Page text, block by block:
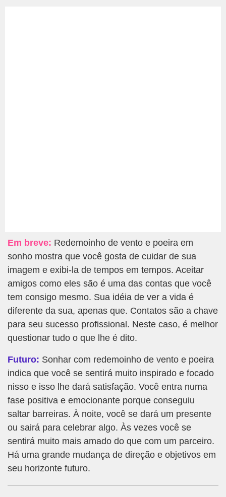
Em breve: Redemoinho de vento e poeira em
sonho mostra que você gosta de cuidar de sua
imagem e exibi-la de tempos em tempos. Aceitar
amigos como eles são é uma das contas que você
tem consigo mesmo. Sua idéia de ver a vida é
diferente da sua, apenas que. Contatos são a chave
para seu sucesso profissional. Neste caso, é melhor
questionar tudo o que lhe é dito.
Futuro: Sonhar com redemoinho de vento e poeira
indica que você se sentirá muito inspirado e focado
nisso e isso lhe dará satisfação. Você entra numa
fase positiva e emocionante porque conseguiu
saltar barreiras. À noite, você se dará um presente
ou sairá para celebrar algo. Às vezes você se
sentirá muito mais amado do que com um parceiro.
Há uma grande mudança de direção e objetivos em
seu horizonte futuro.